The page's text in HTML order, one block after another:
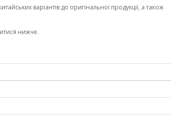
варіантів до оригінальної продукції, а також
нижче.